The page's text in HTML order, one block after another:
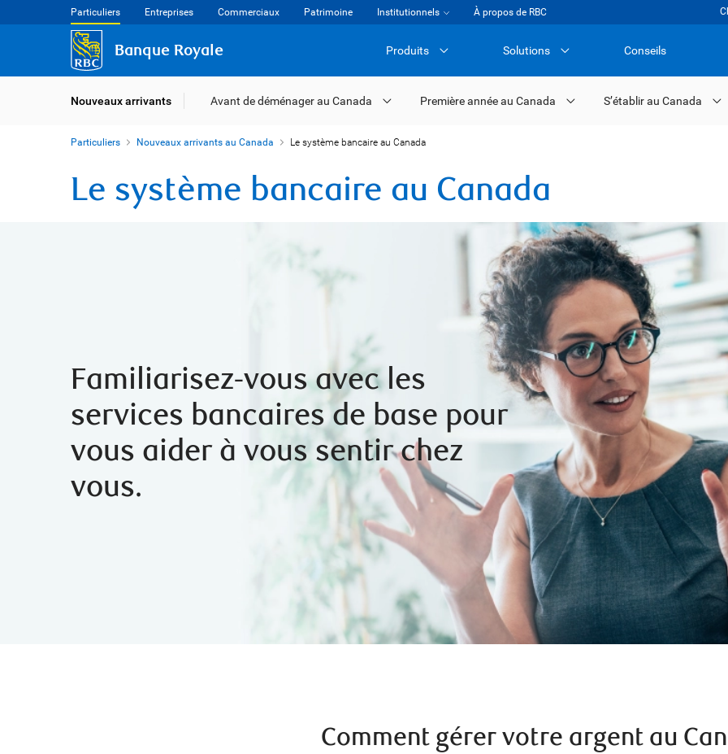
Particuliers Entreprises Commerciaux Patrimoine Institutionnels À propos de RBC
Banque Royale Produits Solutions Conseils
Nouveaux arrivants Avant de déménager au Canada Première année au Canada S’établir au Canada
Particuliers Nouveaux arrivants au Canada Le système bancaire au Canada
Le système bancaire au Canada
Familiarisez-vous avec les
services bancaires de base pour
vous aider à vous sentir chez
vous.
Comment gérer votre argent au